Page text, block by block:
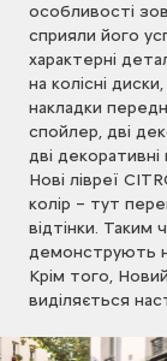
особливості
сприяли його
характерні
на колісні
накладки
спойлер, дві
дві
Нові лівреї
колір – тут
відтінки. Таким
демонструють
Крім того,
виділяється